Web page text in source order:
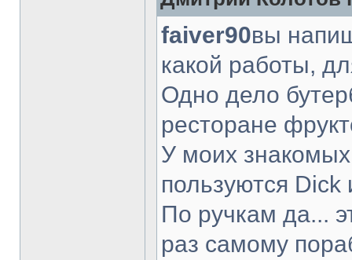
faiver90вы
какой работы,
Одно дело
ресторане
У моих
пользуются Dick
По ручкам да...
раз самому